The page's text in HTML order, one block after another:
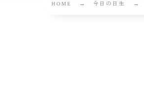
HOME 今日の日生